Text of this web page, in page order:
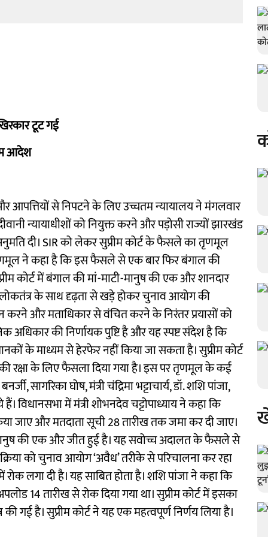
टूट गई
आदेश
से निपटने के लिए उच्चतम न्यायालय ने मंगलवार
न्यायाधीशों को नियुक्त करने और पड़ोसी राज्यों झारखंड
दी। SIR को लेकर सुप्रीम कोर्ट के फैसले का तृणमूल
ने कहा है कि इस फैसले से एक बार फिर बंगाल की
कोर्ट में बंगाल की मां-माटी-मानुष की एक और शानदार
लोकतंत्र के साथ दृढ़ता से खड़े होकर चुनाव आयोग की
करने और मताधिकार से वंचित करने के निरंतर प्रयासों को
की निर्णायक पुष्टि है और यह स्पष्ट संदेश है कि
के माध्यम से हेरफेर नहीं किया जा सकता है। सुप्रीम कोर्ट
की रक्षा के लिए फैसला दिया गया है। इस पर तृणमूल के कई
सागरिका घोष, मंत्री चंद्रिमा भट्टाचार्य, डॉ. शशि पांजा,
विधानसभा में मंत्री शोभनदेव चट्टोपाध्याय ने कहा कि
जाए और मतदाता सूची 28 तारीख तक जमा कर दी जाए।
मानुष की एक और जीत हुई है। यह सवोच्च अदालत के फैसले से
को चुनाव आयोग ‘अवैध’ तरीके से परिचालना कर रहा
लगा दी है। यह साबित होता है। शशि पांजा ने कहा कि
14 तारीख से रोक दिया गया था। सुप्रीम कोर्ट में इसका
गई है। सुप्रीम कोर्ट ने यह एक महत्वपूर्ण निर्णय लिया है।